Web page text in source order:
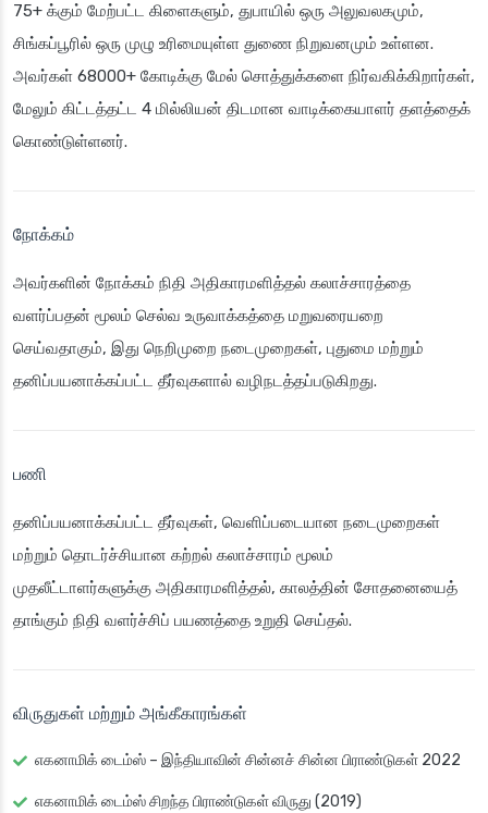
75+ க்கும் மேற்பட்ட கிளைகளும், துபாயில் ஒரு அலுவலகமும்,
சிங்கப்பூரில் ஒரு முழு உரிமையுள்ள துணை நிறுவனமும் உள்ளன.
அவர்கள் 68000+ கோடிக்கு மேல் சொத்துக்களை நிர்வகிக்கிறார்கள்,
மேலும் கிட்டத்தட்ட 4 மில்லியன் திடமான வாடிக்கையாளர் தளத்தைக்
கொண்டுள்ளனர்.
நோக்கம்
அவர்களின் நோக்கம் நிதி அதிகாரமளித்தல் கலாச்சாரத்தை
வளர்ப்பதன் மூலம் செல்வ உருவாக்கத்தை மறுவரையறை
செய்வதாகும், இது நெறிமுறை நடைமுறைகள், புதுமை மற்றும்
தனிப்பயனாக்கப்பட்ட தீர்வுகளால் வழிநடத்தப்படுகிறது.
பணி
தனிப்பயனாக்கப்பட்ட தீர்வுகள், வெளிப்படையான நடைமுறைகள்
மற்றும் தொடர்ச்சியான கற்றல் கலாச்சாரம் மூலம்
முதலீட்டாளர்களுக்கு அதிகாரமளித்தல், காலத்தின் சோதனையைத்
தாங்கும் நிதி வளர்ச்சிப் பயணத்தை உறுதி செய்தல்.
விருதுகள் மற்றும் அங்கீகாரங்கள்
எகனாமிக் டைம்ஸ் – இந்தியாவின் சின்னச் சின்ன பிராண்டுகள் 2022
எகனாமிக் டைம்ஸ் சிறந்த பிராண்டுகள் விருது (2019)